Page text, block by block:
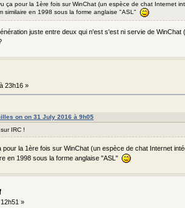
ça pour la 1ère fois sur WinChat (un espèce de chat Internet
similaire en 1998 sous la forme anglaise "ASL"
juste entre deux qui n'est s'est ni servie de WinChat
23h16 »
on on 31 July 2016 à 9h05
IRC !
pour la 1ère fois sur WinChat (un espèce de chat Internet
en 1998 sous la forme anglaise "ASL"
»